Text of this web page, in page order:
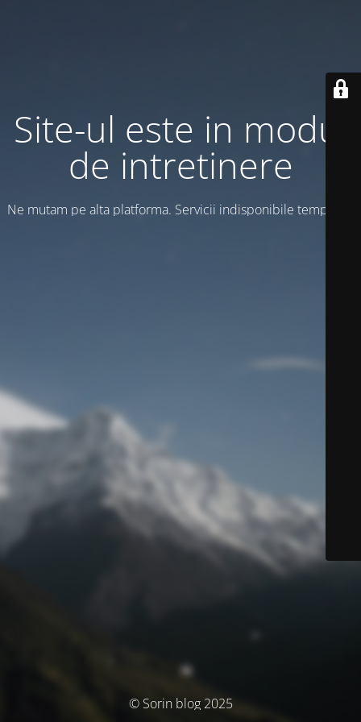
Site-ul este in modul
de intretinere
Ne mutam pe alta platforma. Servicii indisponibile temporar!
© Sorin blog 2025